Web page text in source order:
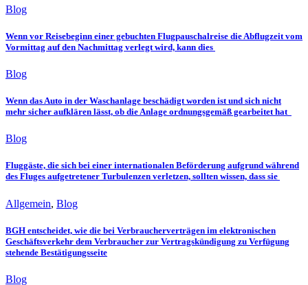
Blog
Wenn vor Reisebeginn einer gebuchten Flugpauschalreise die Abflugzeit vom
Vormittag auf den Nachmittag verlegt wird, kann dies
Blog
Wenn das Auto in der Waschanlage beschädigt worden ist und sich nicht
mehr sicher aufklären lässt, ob die Anlage ordnungsgemäß gearbeitet hat
Blog
Fluggäste, die sich bei einer internationalen Beförderung aufgrund während
des Fluges aufgetretener Turbulenzen verletzen, sollten wissen, dass sie
Allgemein, Blog
BGH entscheidet, wie die bei Verbraucherverträgen im elektronischen
Geschäftsverkehr dem Verbraucher zur Vertragskündigung zu Verfügung
stehende Bestätigungsseite
Blog